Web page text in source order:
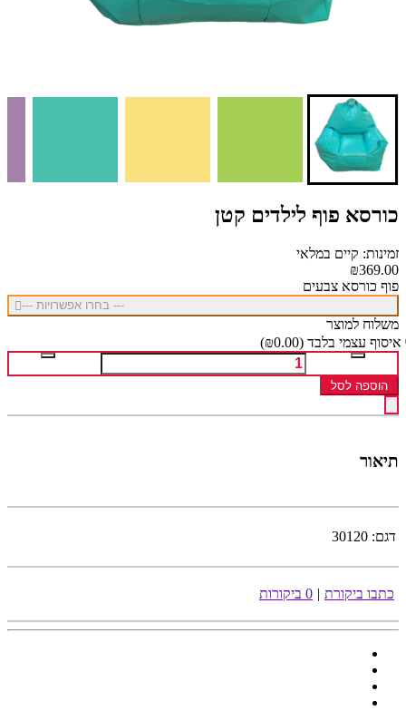
כורסא פוף לילדים קטן
זמינות: קיים במלאי
₪369.00
פוף כורסא צבעים
--- בחרו אפשרויות ---
משלוח למוצר
איסוף עצמי בלבד (₪0.00)
הוספה לסל
תיאור
דגם: 30120
כתבו ביקורת | 0 ביקורות